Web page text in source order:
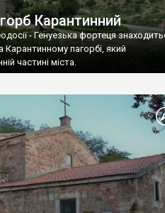
Карантинний
- Генуезька фортеця
Карантинному пагорбі, який
частині міста.